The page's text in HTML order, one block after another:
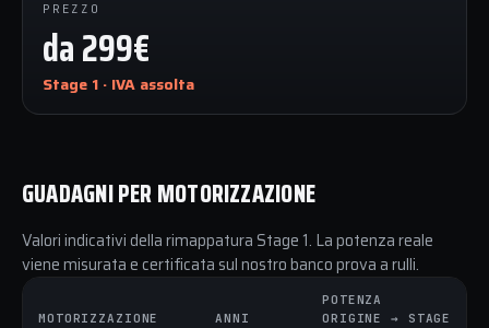
PREZZO
da 299€
Stage 1 · IVA assolta
GUADAGNI PER MOTORIZZAZIONE
Valori indicativi della rimappatura Stage 1. La potenza reale
viene misurata e certificata sul nostro banco prova a rulli.
MOTORIZZAZIONE ANNI
POTENZA
ORIGINE → STAGE